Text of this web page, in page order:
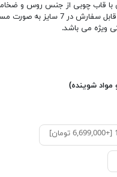
سانتی متر، تابلویی خاص اصیل و زیبا قابل سفارش در 7
شوینده)